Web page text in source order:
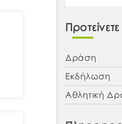
Δράση
Εκδήλωση
Αθλητική